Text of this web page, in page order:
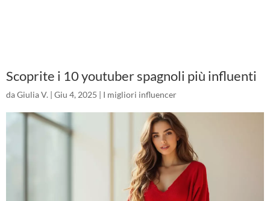
Scoprite i 10 youtuber spagnoli più influenti
daGiulia V. | Giu 4, 2025 | I migliori influencer